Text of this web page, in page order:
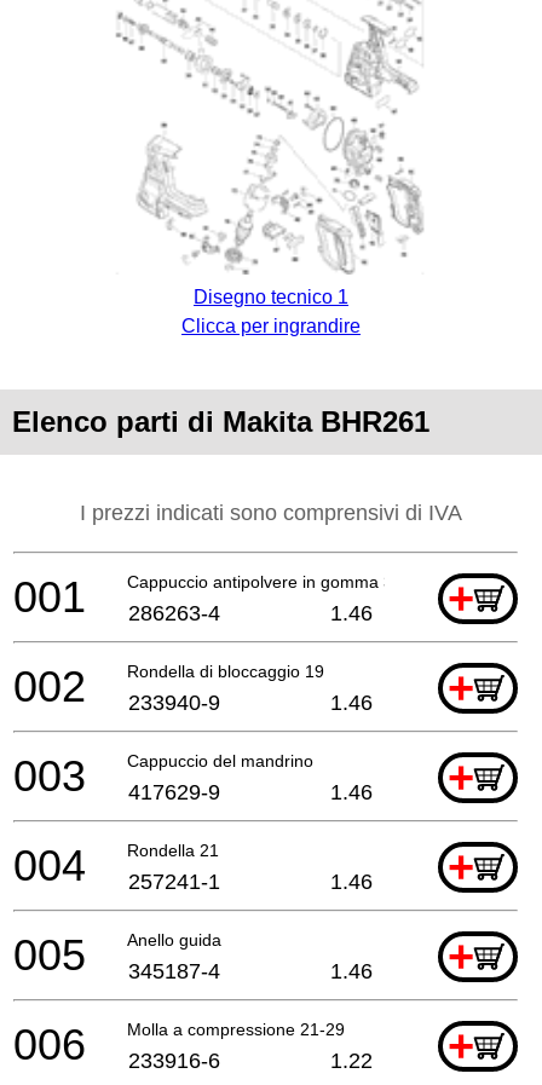
Disegno tecnico 1
Clicca per ingrandire
Elenco parti di Makita BHR261
I prezzi indicati sono comprensivi di IVA
Cappuccio antipolvere in gomma 35 +
001 286263-4 1.46
Rondella di bloccaggio 19 +
002 233940-9 1.46
Cappuccio del mandrino +
003 417629-9 1.46
Rondella 21 +
004 257241-1 1.46
Anello guida +
005 345187-4 1.46
Molla a compressione 21-29 +
006 233916-6 1.22